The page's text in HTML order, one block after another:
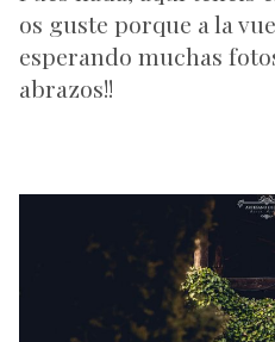
os guste porque a la
esperando muchas
abrazos!!